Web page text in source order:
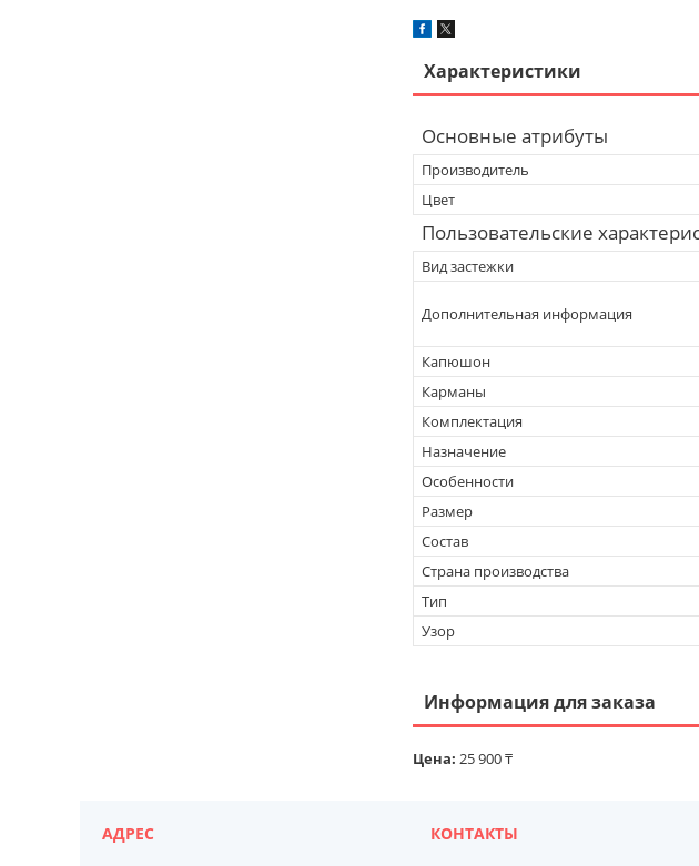
Характеристики
Основные атрибуты
Производитель
Цвет
Пользовательские
Вид застежки
Дополнительная информация
Капюшон
Карманы
Комплектация
Назначение
Особенности
Размер
Состав
Страна производства
Тип
Узор
Информация для заказа
Цена: 25 900 ₸